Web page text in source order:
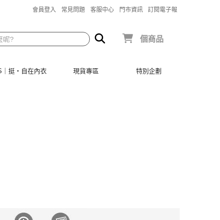
會員登入 常見問題 客服中心 門市資訊 訂閱電子報
個商品
｜挺‧自在內衣 現貨專區 特別企劃